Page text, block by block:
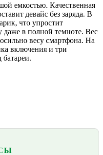
емкостью. Качественная
девайс без заряда. В
что упростит
даже в полной темноте. Вес
весу смартфона. На
включения и три